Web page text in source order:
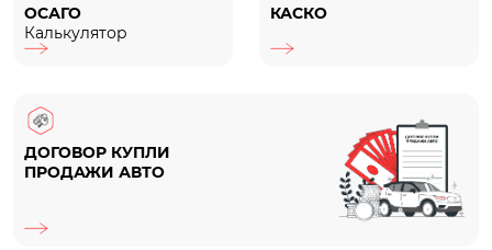
ОСАГО
Калькулятор
КАСКО
ДОГОВОР КУПЛИ
ПРОДАЖИ АВТО